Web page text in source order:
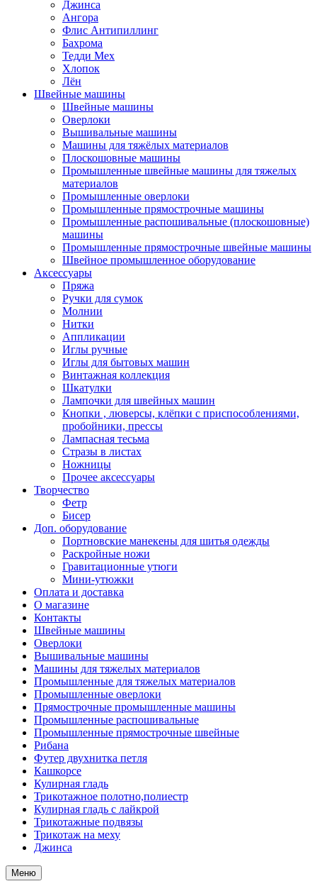
Джинса
Ангора
Флис Антипиллинг
Бахрома
Тедди Мех
Хлопок
Лён
Швейные машины
Швейные машины
Оверлоки
Вышивальные машины
Машины для тяжёлых материалов
Плоскошовные машины
Промышленные швейные машины для тяжелых
материалов
Промышленные оверлоки
Промышленные прямострочные машины
Промышленные распошивальные (плоскошовные)
машины
Промышленные прямострочные швейные машины
Швейное промышленное оборудование
Аксессуары
Пряжа
Ручки для сумок
Молнии
Нитки
Аппликации
Иглы ручные
Иглы для бытовых машин
Винтажная коллекция
Шкатулки
Лампочки для швейных машин
Кнопки , люверсы, клёпки с приспособлениями,
пробойники, прессы
Лампасная тесьма
Стразы в листах
Ножницы
Прочее аксессуары
Творчество
Фетр
Бисер
Доп. оборудование
Портновские манекены для шитья одежды
Раскройные ножи
Гравитационные утюги
Мини-утюжки
Оплата и доставка
О магазине
Контакты
Швейные машины
Оверлоки
Вышивальные машины
Машины для тяжелых материалов
Промышленные для тяжелых материалов
Промышленные оверлоки
Прямострочные промышленные машины
Промышленные распошивальные
Промышленные прямострочные швейные
Рибана
Футер двухнитка петля
Кашкорсе
Кулирная гладь
Трикотажное полотно,полиестр
Кулирная гладь с лайкрой
Трикотажные подвязы
Трикотаж на меху
Джинса
Меню